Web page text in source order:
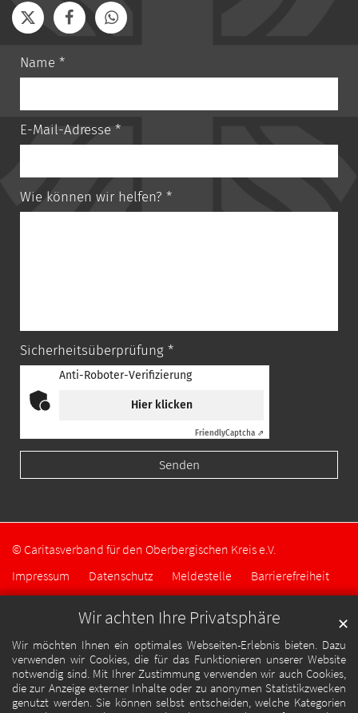
Wir achten Ihre Privatsphäre
Wir möchten Ihnen ein optimales Webseiten-Erlebnis bieten. Dazu
verwenden wir Cookies, die für das Funktionieren unserer Website
notwendig sind. Mit Ihrer Zustimmung verwenden wir auch Cookies,
die zur Anzeige externer Inhalte oder zu anonymen Statistikzwecken
genutzt werden. Sie können selbst entscheiden, welche Kategorien
✕
Name *
E-Mail-Adresse *
Wie können wir helfen? *
Sicherheitsüberprüfung *
Anti-Roboter-Verifizierung
Hier klicken
FriendlyCaptcha ⇗
© Caritasverband für den Oberbergischen Kreis e.V.
Impressum
Datenschutz Meldestelle Barrierefreiheit